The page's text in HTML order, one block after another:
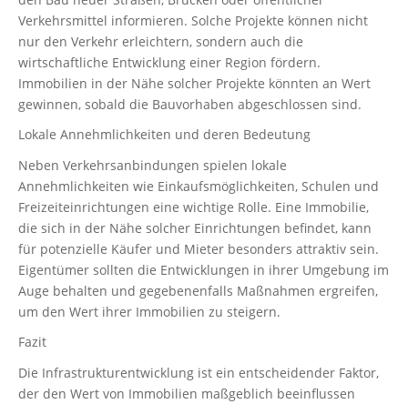
Verkehrsmittel informieren. Solche Projekte können nicht
nur den Verkehr erleichtern, sondern auch die
wirtschaftliche Entwicklung einer Region fördern.
Immobilien in der Nähe solcher Projekte könnten an Wert
gewinnen, sobald die Bauvorhaben abgeschlossen sind.
Lokale Annehmlichkeiten und deren Bedeutung
Neben Verkehrsanbindungen spielen lokale
Annehmlichkeiten wie Einkaufsmöglichkeiten, Schulen und
Freizeiteinrichtungen eine wichtige Rolle. Eine Immobilie,
die sich in der Nähe solcher Einrichtungen befindet, kann
für potenzielle Käufer und Mieter besonders attraktiv sein.
Eigentümer sollten die Entwicklungen in ihrer Umgebung im
Auge behalten und gegebenenfalls Maßnahmen ergreifen,
um den Wert ihrer Immobilien zu steigern.
Fazit
Die Infrastrukturentwicklung ist ein entscheidender Faktor,
der den Wert von Immobilien maßgeblich beeinflussen